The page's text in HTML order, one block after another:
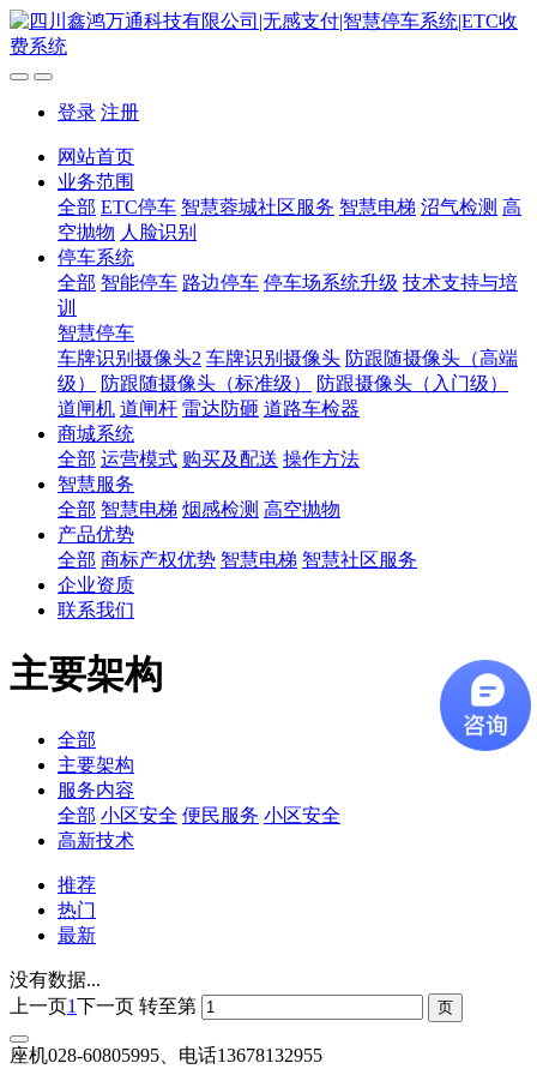
登录 注册
网站首页
业务范围
全部 ETC停车 智慧蓉城社区服务 智慧电梯 沼气检测 高
空抛物 人脸识别
停车系统
全部 智能停车 路边停车 停车场系统升级 技术支持与培
训
智慧停车
车牌识别摄像头2 车牌识别摄像头 防跟随摄像头（高端
级）
防跟随摄像头（标准级）
防跟摄像头（入门级）
道闸机 道闸杆 雷达防砸 道路车检器
商城系统
全部 运营模式 购买及配送 操作方法
智慧服务
全部 智慧电梯 烟感检测 高空抛物
产品优势
全部 商标产权优势 智慧电梯 智慧社区服务
企业资质
联系我们
主要架构
全部
主要架构
服务内容
全部 小区安全 便民服务 小区安全
高新技术
推荐
热门
最新
没有数据...
上一页1下一页 转至第
座机028-60805995、电话13678132955